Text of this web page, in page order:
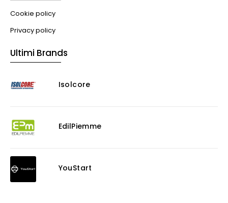
Murature
Risanamento E Restauro
Consolidanti
Cookie policy
Privacy policy
Ultimi Brands
Isolcore
EdilPiemme
YouStart